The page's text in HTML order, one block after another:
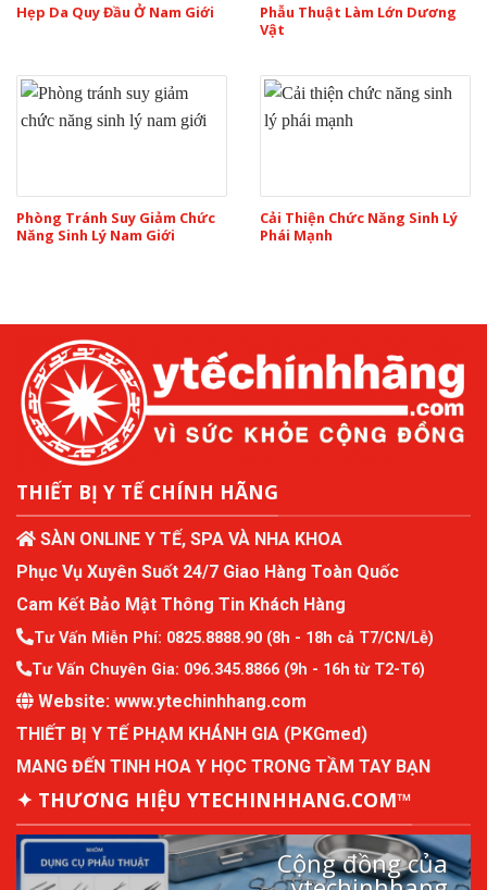
Hẹp Da Quy Đầu Ở Nam Giới
Phẫu Thuật Làm Lớn Dương
Vật
Phòng Tránh Suy Giảm Chức
Năng Sinh Lý Nam Giới
Cải Thiện Chức Năng Sinh Lý
Phái Mạnh
THIẾT BỊ Y TẾ CHÍNH HÃNG
SÀN ONLINE Y TẾ, SPA VÀ NHA KHOA
Phục Vụ Xuyên Suốt 24/7 Giao Hàng Toàn Quốc
Cam Kết Bảo Mật Thông Tin Khách Hàng
Tư Vấn Miễn Phí: 0825.8888.90 (8h - 18h cả T7/CN/Lễ)
Tư Vấn Chuyên Gia: 096.345.8866 (9h - 16h từ T2-T6)
Website: www.ytechinhhang.com
THIẾT BỊ Y TẾ PHẠM KHÁNH GIA (PKGmed)
MANG ĐẾN TINH HOA Y HỌC TRONG TẦM TAY BẠN
✦ THƯƠNG HIỆU YTECHINHHANG.COM™
Cộng đồng của